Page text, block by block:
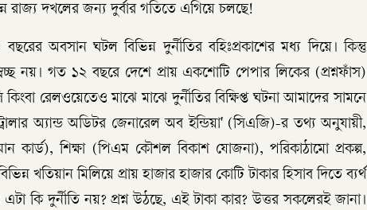
রাজ্য দখলের জন্য দুর্বার গতিতে এগিয়ে চলছে!
অবসান ঘটল বিভিন্ন দুর্নীতির বহিঃপ্রকাশের মধ্য দিয়ে। কিন্তু
নয়। গত ১২ বছরে দেশে প্রায় একশোটি পেপার লিকের (প্রশ্নফাঁস)
রেলওয়েতেও মাঝে মাঝে দুর্নীতির বিক্ষিপ্ত ঘটনা আমাদের সামনে
অ্যান্ড অডিটর জেনারেল অব ইন্ডিয়া' (সিএজি)-র তথ্য অনুযায়ী,
কার্ড), শিক্ষা (পিএম কৌশল বিকাশ যোজনা), পরিকাঠামো প্রকল্প,
খতিয়ান মিলিয়ে প্রায় হাজার হাজার কোটি টাকার হিসাব দিতে ব্যর্থ
এটা কি দুর্নীতি নয়? প্রশ্ন উঠছে, এই টাকা কার? উত্তর সকলেরই জানা।